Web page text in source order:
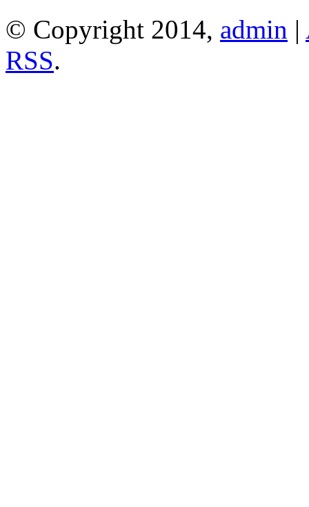
© Copyright 2014, admin |
RSS.